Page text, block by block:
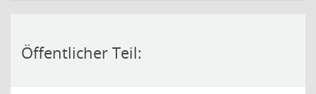
Öffentlicher Teil: